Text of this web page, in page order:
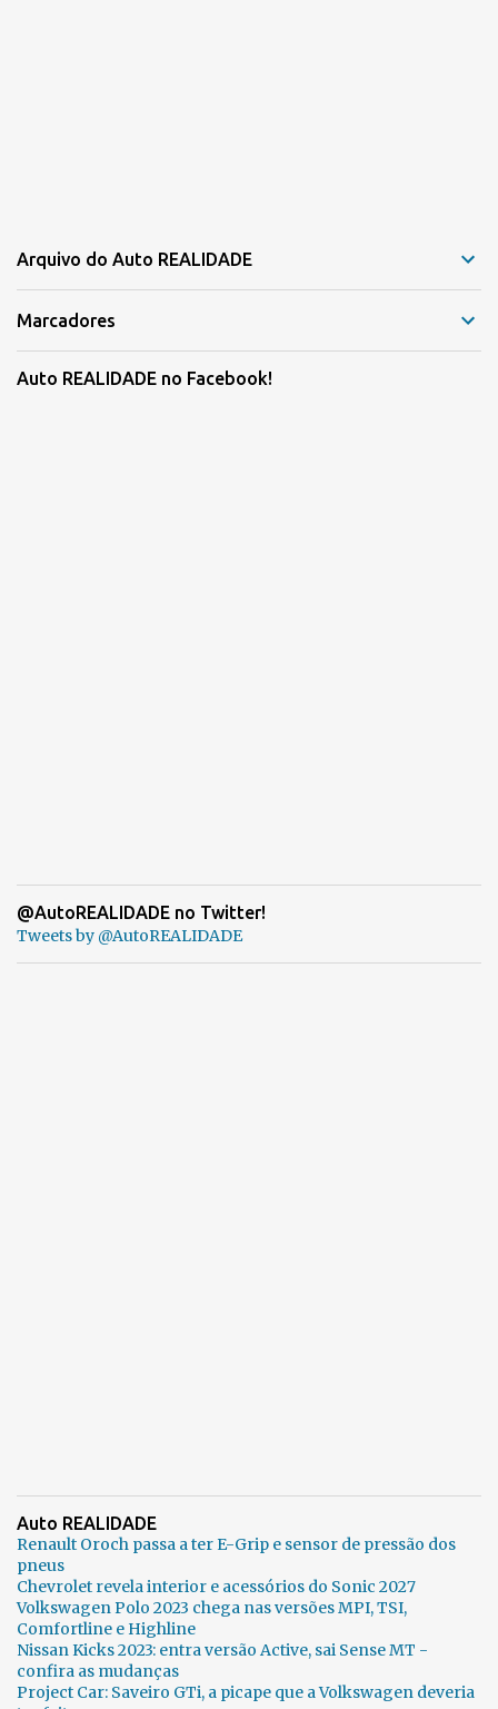
Arquivo do Auto REALIDADE
Marcadores
Auto REALIDADE no Facebook!
@AutoREALIDADE no Twitter!
Tweets by @AutoREALIDADE
Auto REALIDADE
Renault Oroch passa a ter E-Grip e sensor de pressão dos
pneus
Chevrolet revela interior e acessórios do Sonic 2027
Volkswagen Polo 2023 chega nas versões MPI, TSI,
Comfortline e Highline
Nissan Kicks 2023: entra versão Active, sai Sense MT -
confira as mudanças
Project Car: Saveiro GTi, a picape que a Volkswagen deveria